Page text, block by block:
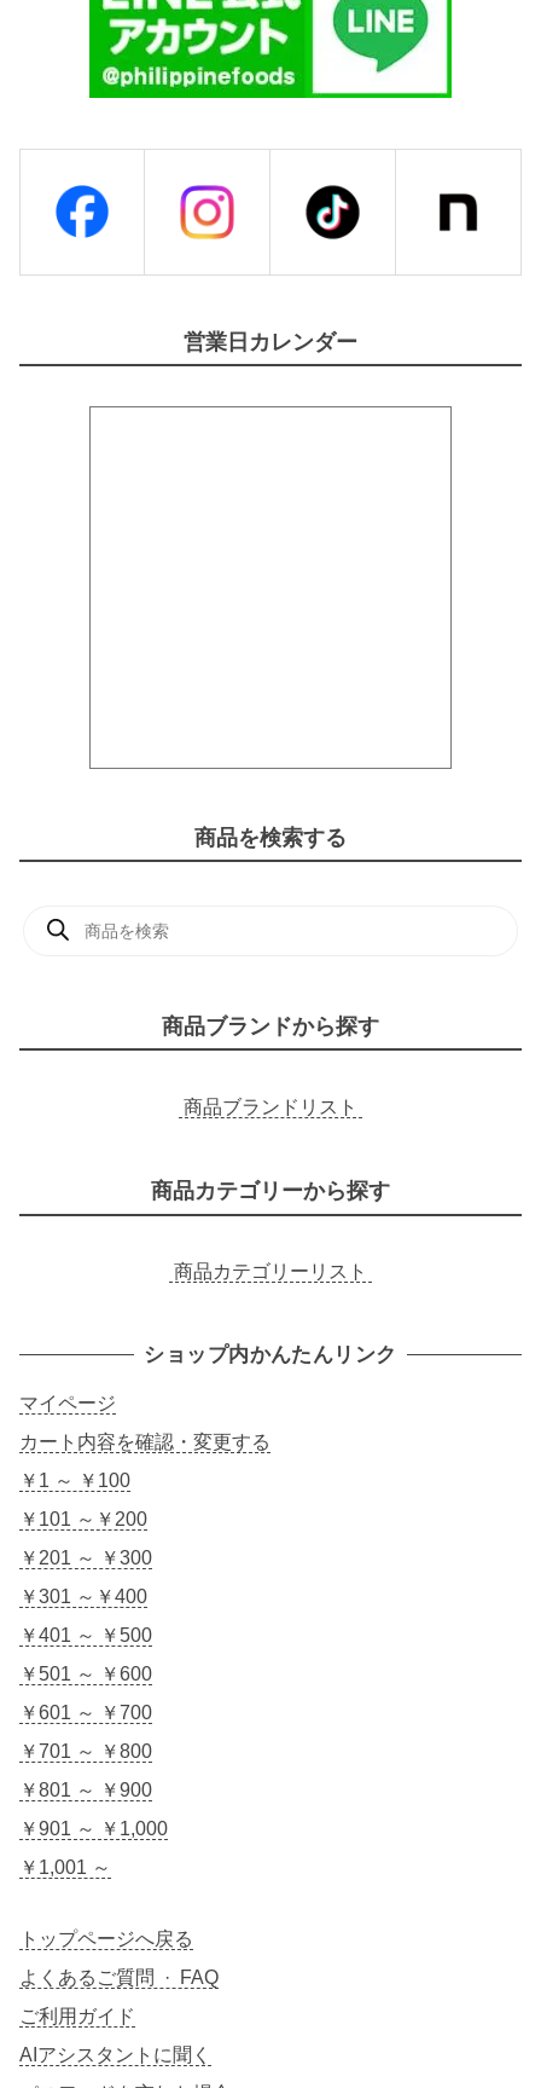
T
A
】
個
営業日カレンダー
商品を検索する
商品ブランドから探す
商品ブランドリスト
商品カテゴリーから探す
商品カテゴリーリスト
ショップ内かんたんリンク
マイページ
カート内容を確認・変更する
￥1 ～ ￥100
￥101 ～￥200
￥201 ～ ￥300
￥301 ～￥400
￥401 ～ ￥500
￥501 ～ ￥600
￥601 ～ ￥700
￥701 ～ ￥800
￥801 ～ ￥900
￥901 ～ ￥1,000
￥1,001 ～
トップページへ戻る
よくあるご質問 · FAQ
ご利用ガイド
AIアシスタントに聞く